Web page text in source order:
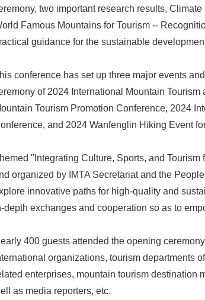
two important research results,
Famous Mountains for Tourism --
guidance for the sustainable
conference has set up three major events
of 2024 International Mountain
Tourism Promotion Conference, 2024
and 2024 Wanfenglin Hiking Event
"Integrating Culture, Sports, and
organized by IMTA Secretariat and the
innovative paths for high-quality and
depth exchanges and cooperation so as to
400 guests attended the opening
organizations, tourism departments
enterprises, mountain tourism destination
as media reporters, etc.